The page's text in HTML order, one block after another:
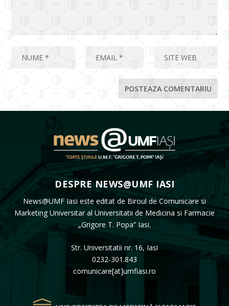
DESPRE NEWS@UMF IASI
News@UMF Iasi este editat de Biroul de Comunicare si
Marketing Universitar al Universitatii de Medicina si Farmacie
„Grigore T. Popa” Iasi.
Str. Universitatii nr. 16, Iasi
0232-301.843
comunicare[at]umfiasi.ro